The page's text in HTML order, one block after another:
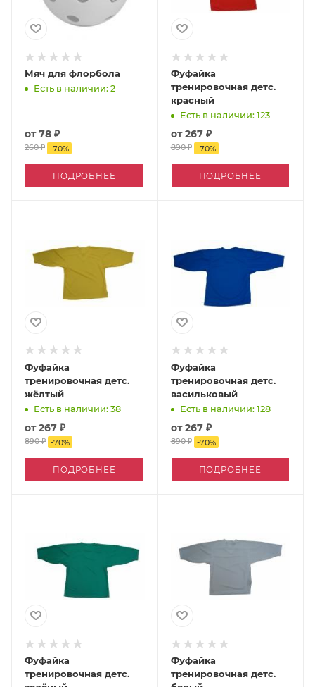
Мяч для флорбола
Есть в наличии: 2
от78 ₽
260 ₽ -70%
ПОДРОБНЕЕ
Фуфайка
тренировочная детс.
красный
Есть в наличии: 123
от267 ₽
890 ₽ -70%
ПОДРОБНЕЕ
Фуфайка
тренировочная детс.
жёлтый
Есть в наличии: 38
от267 ₽
890 ₽ -70%
ПОДРОБНЕЕ
Фуфайка
тренировочная детс.
васильковый
Есть в наличии: 128
от267 ₽
890 ₽ -70%
ПОДРОБНЕЕ
Фуфайка
тренировочная детс.
Фуфайка
тренировочная детс.